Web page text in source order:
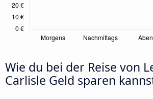
Wie du bei der Reise von
Carlisle Geld sparen